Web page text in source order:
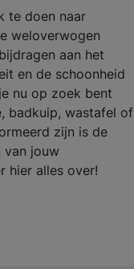
te doen naar
weloverwogen
aan het
en de schoonheid
nu op zoek bent
badkuip, wastafel of
zijn is de
van jouw
hier alles over!